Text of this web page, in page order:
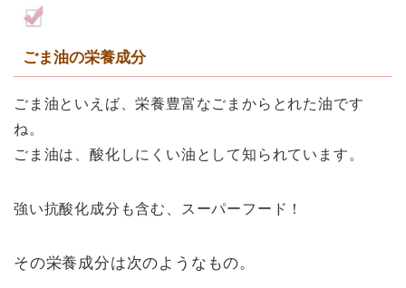
ごま油の栄養成分
ごま油といえば、栄養豊富なごまからとれた油です
ね。
ごま油は、酸化しにくい油として知られています。
強い抗酸化成分も含む、スーパーフード！
その栄養成分は次のようなもの。